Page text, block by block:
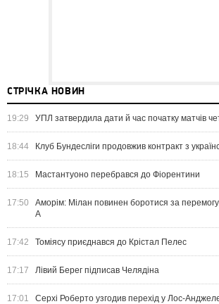
СТРІЧКА НОВИН
19:29 УПЛ затвердила дати й час початку матчів
18:44 Клуб Бундесліги продовжив контракт з
18:15 Мастантуоно перебрався до Фіорентини
17:50
Аморім: Мілан повинен боротися за перемогу
А
17:42 Томіясу приєднався до Крістал Пелес
17:17 Лівий Берег підписав Челядіна
17:01 Серхі Роберто узгодив перехід у Лос-